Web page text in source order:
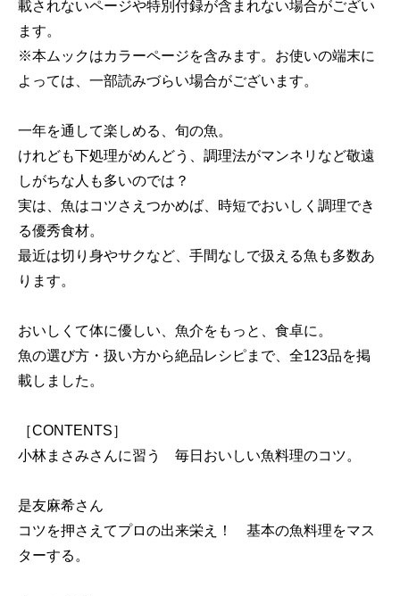
載されないページや特別付録が含まれない場合がござい
ます。
※本ムックはカラーページを含みます。お使いの端末に
よっては、一部読みづらい場合がございます。
一年を通して楽しめる、旬の魚。
けれども下処理がめんどう、調理法がマンネリなど敬遠
しがちな人も多いのでは？
実は、魚はコツさえつかめば、時短でおいしく調理でき
る優秀食材。
最近は切り身やサクなど、手間なしで扱える魚も多数あ
ります。
おいしくて体に優しい、魚介をもっと、食卓に。
魚の選び方・扱い方から絶品レシピまで、全123品を掲
載しました。
［CONTENTS］
小林まさみさんに習う 毎日おいしい魚料理のコツ。
是友麻希さん
コツを押さえてプロの出来栄え！ 基本の魚料理をマス
ターする。